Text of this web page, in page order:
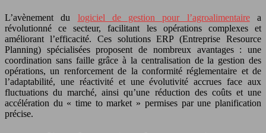
L’avènement du logiciel de gestion pour l’agroalimentairea
révolutionné ce secteur, facilitant les opérations complexes et
améliorant l’efficacité. Ces solutions ERP (Entreprise Resource
Planning) spécialisées proposent de nombreux avantages : une
coordination sans faille grâce à la centralisation de la gestion des
opérations, un renforcement de la conformité réglementaire et de
l’adaptabilité, une réactivité et une évolutivité accrues face aux
fluctuations du marché, ainsi qu’une réduction des coûts et une
accélération du « time to market » permises par une planification
précise.